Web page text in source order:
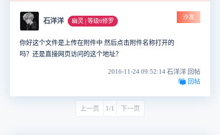
石洋洋 幽灵 | 等级6修罗
沙发
你好这个文件是上传在附件中 然后点击附件名称打开的
吗？还是直接网页访问的这个地址？
2016-11-24 09:52:14 石洋洋 回帖
回帖
上一页 1/1 下一页